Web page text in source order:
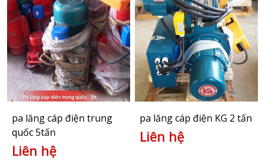
pa lăng cáp điện trung
quốc 5tấn
Liên hệ
pa lăng cáp điện KG 2 tấn
Liên hệ